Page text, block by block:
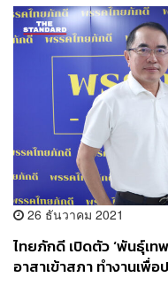
26 ธันวาคม 2021
ไทยภักดี เปิดตัว ‘พันธุ์เ
อาสาเข้าสภา ทำงานเพื่อ